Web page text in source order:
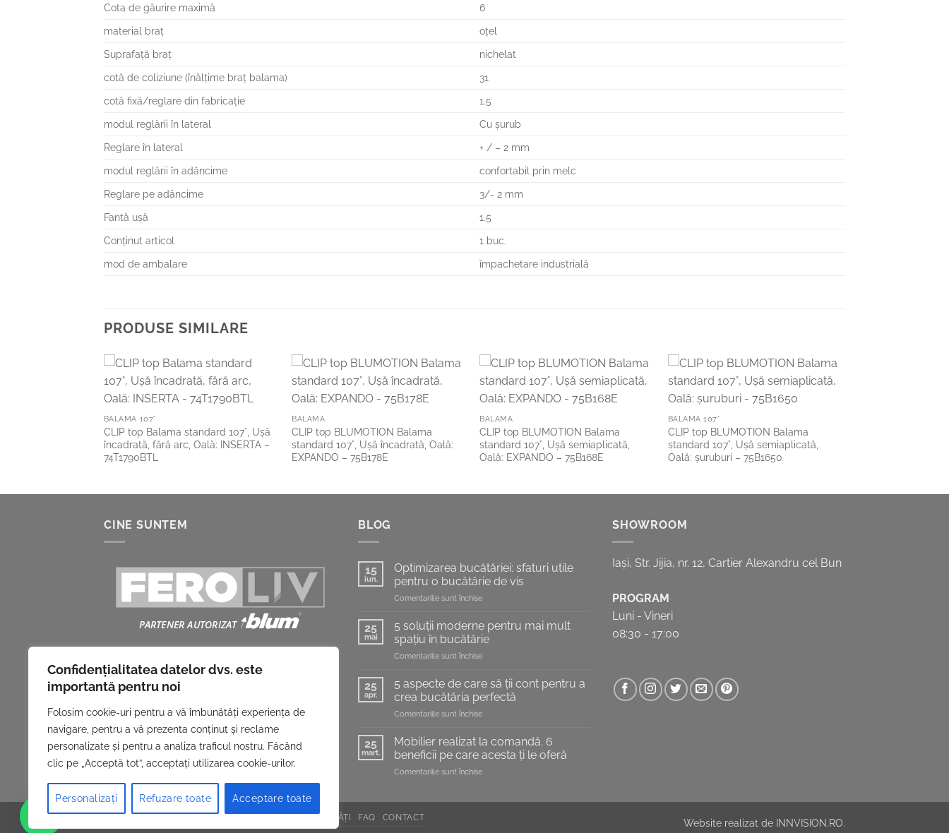
Confidențialitatea datelor dvs. este
importantă pentru noi
Folosim cookie-uri pentru a vă îmbunătăți experiența de
navigare, pentru a vă prezenta conținut și reclame
personalizate și pentru a analiza traficul nostru. Făcând
clic pe „Acceptă tot”, acceptați utilizarea cookie-urilor.
Personalizați Refuzare toate Acceptare toate
Cota de găurire maximă
6
material braţ
oţel
Suprafaţă braţ
nichelat
cotă de coliziune (înălţime braţ balama)
31
cotă fixă/reglare din fabricaţie
1.5
modul reglării în lateral
Cu şurub
Reglare în lateral
+ / – 2 mm
modul reglării în adâncime
confortabil prin melc
Reglare pe adâncime
3/- 2 mm
Fantă uşă
1.5
Conţinut articol
1 buc.
mod de ambalare
împachetare industrială
PRODUSE SIMILARE
Add to
Wishlist
BALAMA 107°
CLIP top Balama standard 107°, Uşă
încadrată, fără arc, Oală: INSERTA –
74T1790BTL
Add to
Wishlist
BALAMA
CLIP top BLUMOTION Balama
standard 107°, Uşă încadrată, Oală:
EXPANDO – 75B178E
Add to
Wishlist
BALAMA
CLIP top BLUMOTION Balama
standard 107°, Uşă semiaplicată,
Oală: EXPANDO – 75B168E
BALAMA 107°
CLIP top BLUMOTION Balama
standard 107°, Uşă semiaplicată,
Oală: şuruburi – 75B1650
CINE SUNTEM
Suntem partener autorizat BLUM și
comercializăm sisteme pentru uşi culisante,
pentru mobilă, accesorii pentru dressing.
BLOG
15
iun.
Optimizarea bucătăriei: sfaturi utile
pentru o bucătărie de vis
Comentariile sunt închisepentru
bucătăriei:
sfaturi
utile
pentru
bucătărie
de
25
mai
5 soluții moderne pentru mai mult
spațiu în bucătărie
Comentariile sunt închisepentru
soluții
moderne
pentru
mai
spațiu
în
25
apr.
5 aspecte de care să ții cont pentru a
crea bucătăria perfectă
Comentariile sunt închisepentru
aspecte
care
să
25
mart.
Mobilier realizat la comandă. 6
beneficii pe care acesta ți le oferă
Comentariile sunt închisepentru
SHOWROOM
Iași, Str. Jijia, nr. 12, Cartier Alexandru cel Bun
PROGRAM
Luni - Vineri
08:30 - 17:00
Website realizat de INNVISION.RO.
CATALOG PRODUSE DESPRE NOI PARTENERI NOUTĂȚI FAQ CONTACT